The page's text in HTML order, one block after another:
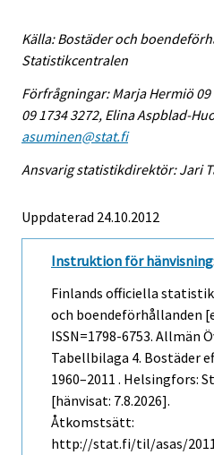
Källa: Bostäder och
Statistikcentralen
Förfrågningar: Marja Hermiö
09 1734 3272, Elina Aspblad-
asuminen@stat.fi
Ansvarig statistikdirektör: Jari
Uppdaterad 24.10.2012
Instruktion för hänvisning
Finlands officiella statistik
och boendeförhållanden
ISSN=1798-6753. Allmän
Tabellbilaga 4. Bostäder
1960–2011 . Helsingfors:
[hänvisat: 7.8.2026].
Åtkomstsätt:
http://stat.fi/til/asas/2011/